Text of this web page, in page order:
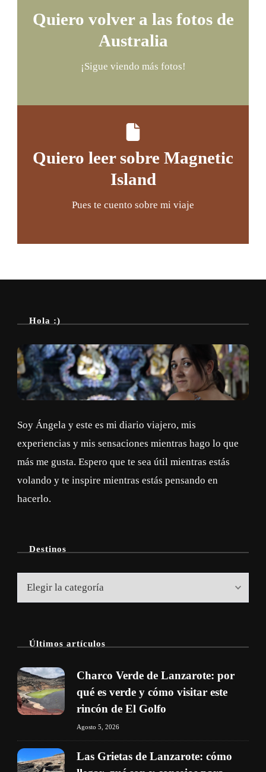
Quiero volver a las fotos de
Australia
¡Sigue viendo más fotos!
Quiero leer sobre Magnetic
Island
Pues te cuento sobre mi viaje
Hola :)
Soy Ángela y este es mi diario viajero, mis
experiencias y mis sensaciones mientras hago lo que
más me gusta. Espero que te sea útil mientras estás
volando y te inspire mientras estás pensando en
hacerlo.
Destinos
Destinos
Últimos artículos
Charco Verde de Lanzarote: por
qué es verde y cómo visitar este
rincón de El Golfo
Agosto 5, 2026
Las Grietas de Lanzarote: cómo